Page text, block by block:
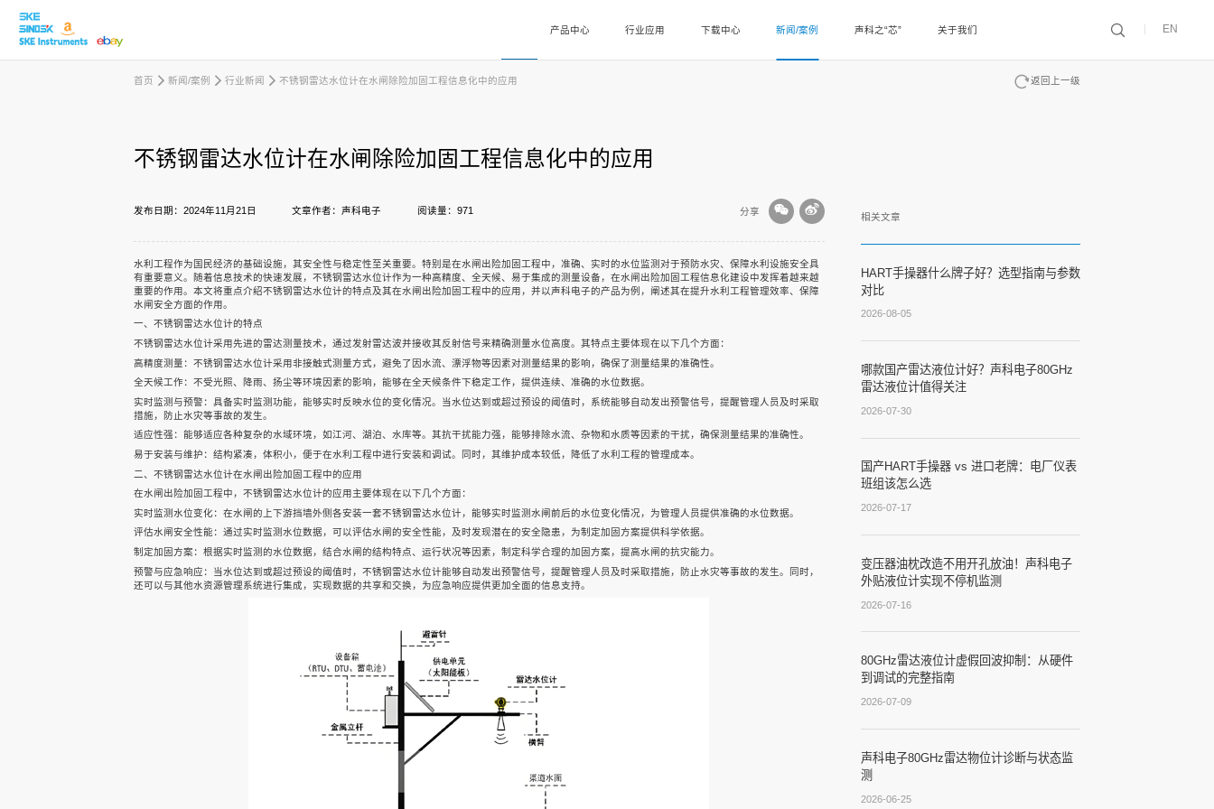
产品中心 行业应用 下载中心 新闻/案例 声科之“芯” 关于我们 EN
首页 新闻/案例 行业新闻 不锈钢雷达水位计在水闸除险加固工程信息化中的应用 返回上一级
不锈钢雷达水位计在水闸除险加固工程信息化中的应用
发布日期：2024年11月21日 文章作者：声科电子 阅读量：971 分享
水利工程作为国民经济的基础设施，其安全性与稳定性至关重要。特别是在水闸出险加固工程中，准确、实时的水位监测对于预防水灾、保障水利设施安全具
有重要意义。随着信息技术的快速发展，不锈钢雷达水位计作为一种高精度、全天候、易于集成的测量设备，在水闸出险加固工程信息化建设中发挥着越来越
重要的作用。本文将重点介绍不锈钢雷达水位计的特点及其在水闸出险加固工程中的应用，并以声科电子的产品为例，阐述其在提升水利工程管理效率、保障
水闸安全方面的作用。
一、不锈钢雷达水位计的特点
不锈钢雷达水位计采用先进的雷达测量技术，通过发射雷达波并接收其反射信号来精确测量水位高度。其特点主要体现在以下几个方面：
高精度测量：不锈钢雷达水位计采用非接触式测量方式，避免了因水流、漂浮物等因素对测量结果的影响，确保了测量结果的准确性。
全天候工作：不受光照、降雨、扬尘等环境因素的影响，能够在全天候条件下稳定工作，提供连续、准确的水位数据。
实时监测与预警：具备实时监测功能，能够实时反映水位的变化情况。当水位达到或超过预设的阈值时，系统能够自动发出预警信号，提醒管理人员及时采取
措施，防止水灾等事故的发生。
适应性强：能够适应各种复杂的水域环境，如江河、湖泊、水库等。其抗干扰能力强，能够排除水流、杂物和水质等因素的干扰，确保测量结果的准确性。
易于安装与维护：结构紧凑，体积小，便于在水利工程中进行安装和调试。同时，其维护成本较低，降低了水利工程的管理成本。
二、不锈钢雷达水位计在水闸出险加固工程中的应用
在水闸出险加固工程中，不锈钢雷达水位计的应用主要体现在以下几个方面：
实时监测水位变化：在水闸的上下游挡墙外侧各安装一套不锈钢雷达水位计，能够实时监测水闸前后的水位变化情况，为管理人员提供准确的水位数据。
评估水闸安全性能：通过实时监测水位数据，可以评估水闸的安全性能，及时发现潜在的安全隐患，为制定加固方案提供科学依据。
制定加固方案：根据实时监测的水位数据，结合水闸的结构特点、运行状况等因素，制定科学合理的加固方案，提高水闸的抗灾能力。
预警与应急响应：当水位达到或超过预设的阈值时，不锈钢雷达水位计能够自动发出预警信号，提醒管理人员及时采取措施，防止水灾等事故的发生。同时，
还可以与其他水资源管理系统进行集成，实现数据的共享和交换，为应急响应提供更加全面的信息支持。
相关文章
HART手操器什么牌子好？选型指南与参数
对比
2026-08-05
哪款国产雷达液位计好？声科电子80GHz
雷达液位计值得关注
2026-07-30
国产HART手操器 vs 进口老牌：电厂仪表
班组该怎么选
2026-07-17
变压器油枕改造不用开孔放油！声科电子
外贴液位计实现不停机监测
2026-07-16
80GHz雷达液位计虚假回波抑制：从硬件
到调试的完整指南
2026-07-09
声科电子80GHz雷达物位计诊断与状态监
测
2026-06-25